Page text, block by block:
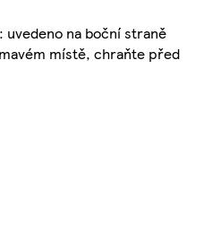
na boční straně
místě, chraňte před